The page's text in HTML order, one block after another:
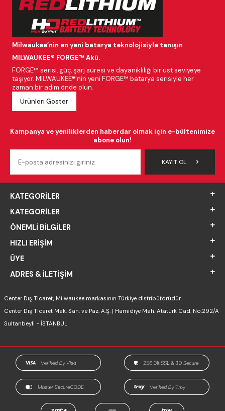
Milwaukee’nin en yeni batarya teknolojisiyle tanışın
MILWAUKEE® FORGE™ Akü.
FORGE™ serisi, güç, şarj süresi ve dayanıklılığı bir üst seviyeye
taşıyor. MILWAUKEE®’nin yeni FORGE™ batarya serisiyle her
zaman bir adım önde olun.
Ürünleri Göster
Kampanya ve yeniliklerden haberdar olmak için e-bültenimize
abone olun!
KAYIT OL
KATEGORILER
KATEGORILER
ÖNEMLI BILGILER
HIZLI ERIŞIM
ÜYE
ADRES & İLETIŞIM
Center Dış Ticaret, Milwaukee markasının Türkiye distribütörüdür.
Center Dış Ticaret Mak. San. ve Paz. A.Ş. | Hamidiye Mah. Atatürk Cad. No:292/A
Sultanbeyli - İSTANBUL